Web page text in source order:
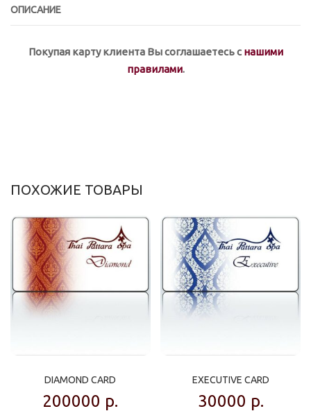
ОПИСАНИЕ
Покупая карту клиента Вы соглашаетесь с нашими
правилами.
ПОХОЖИЕ ТОВАРЫ
DIAMOND CARD
200000 р.
EXECUTIVE CARD
30000 р.